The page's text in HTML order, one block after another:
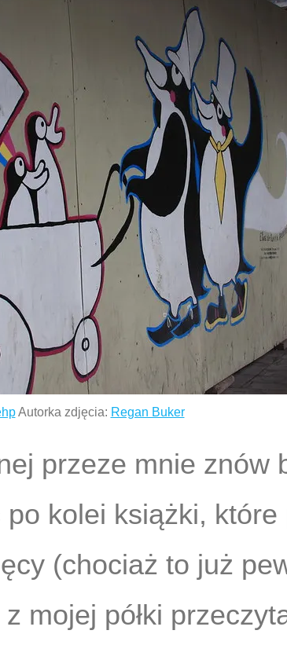
Autorka zdjęcia: Regan Buker
przeze mnie znów
kolei książki, które
(chociaż to już
mojej półki